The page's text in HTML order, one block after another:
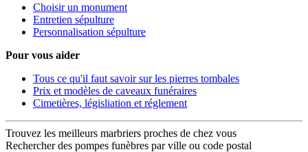
Choisir un monument
Entretien sépulture
Personnalisation sépulture
Pour vous aider
Tous ce qu'il faut savoir sur les pierres tombales
Prix et modèles de caveaux funéraires
Cimetières, législiation et réglement
Trouvez les meilleurs marbriers proches de chez vous
Rechercher des pompes funèbres par ville ou code postal